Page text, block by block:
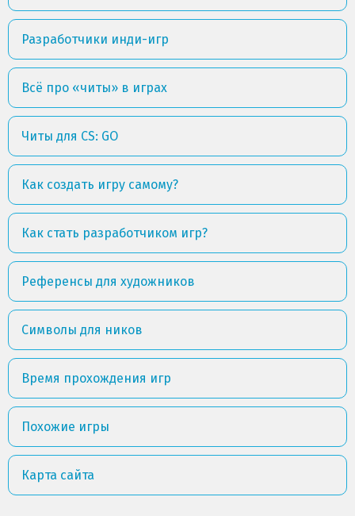
Разработчики инди-игр
Всё про «читы» в играх
Читы для CS: GO
Как создать игру самому?
Как стать разработчиком игр?
Референсы для художников
Символы для ников
Время прохождения игр
Похожие игры
Карта сайта